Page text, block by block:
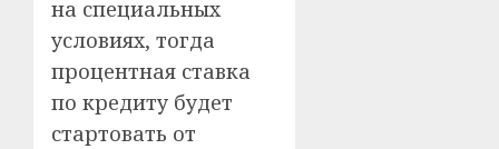
на специальных
условиях, тогда
процентная ставка
по кредиту будет
стартовать от